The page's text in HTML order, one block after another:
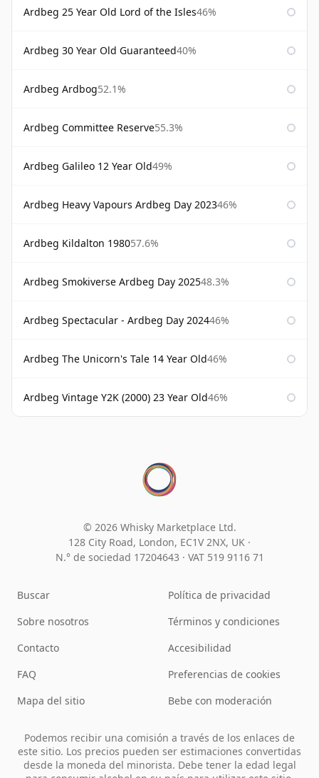
Ardbeg 25 Year Old Lord of the Isles46%
Ardbeg 30 Year Old Guaranteed40%
Ardbeg Ardbog52.1%
Ardbeg Committee Reserve55.3%
Ardbeg Galileo 12 Year Old49%
Ardbeg Heavy Vapours Ardbeg Day 202346%
Ardbeg Kildalton 198057.6%
Ardbeg Smokiverse Ardbeg Day 202548.3%
Ardbeg Spectacular - Ardbeg Day 202446%
Ardbeg The Unicorn's Tale 14 Year Old46%
Ardbeg Vintage Y2K (2000) 23 Year Old46%
© 2026 Whisky Marketplace Ltd.
128 City Road, London, EC1V 2NX, UK ·
N.° de sociedad 17204643 · VAT 519 9116 71
Buscar
Sobre nosotros
Contacto
FAQ
Mapa del sitio
Política de privacidad
Términos y condiciones
Accesibilidad
Preferencias de cookies
Bebe con moderación
Podemos recibir una comisión a través de los enlaces de
este sitio. Los precios pueden ser estimaciones convertidas
desde la moneda del minorista. Debe tener la edad legal